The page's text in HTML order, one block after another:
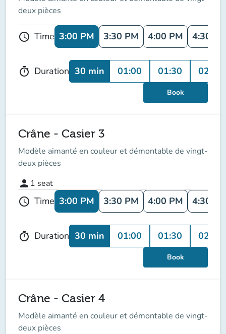
deux pièces
schedule Time 3:00 PM 3:30 PM 4:00 PM 4:30
timer Duration 30 min 01:00 01:30 02:00
Book
Crâne - Casier 3
Modèle aimanté en couleur et démontable de vingt-
deux pièces
person 1 seat
schedule Time 3:00 PM 3:30 PM 4:00 PM 4:30
timer Duration 30 min 01:00 01:30 02:00
Book
Crâne - Casier 4
Modèle aimanté en couleur et démontable de vingt-
deux pièces